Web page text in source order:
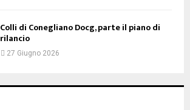
Colli di Conegliano Docg, parte il piano di
rilancio
27 Giugno 2026